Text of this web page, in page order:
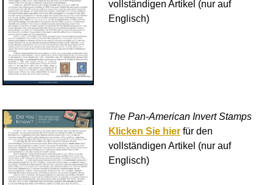
vollständigen Artikel (nur auf
Englisch)
The Pan-American Invert Stamps
Klicken Sie hier für den
vollständigen Artikel (nur auf
Englisch)